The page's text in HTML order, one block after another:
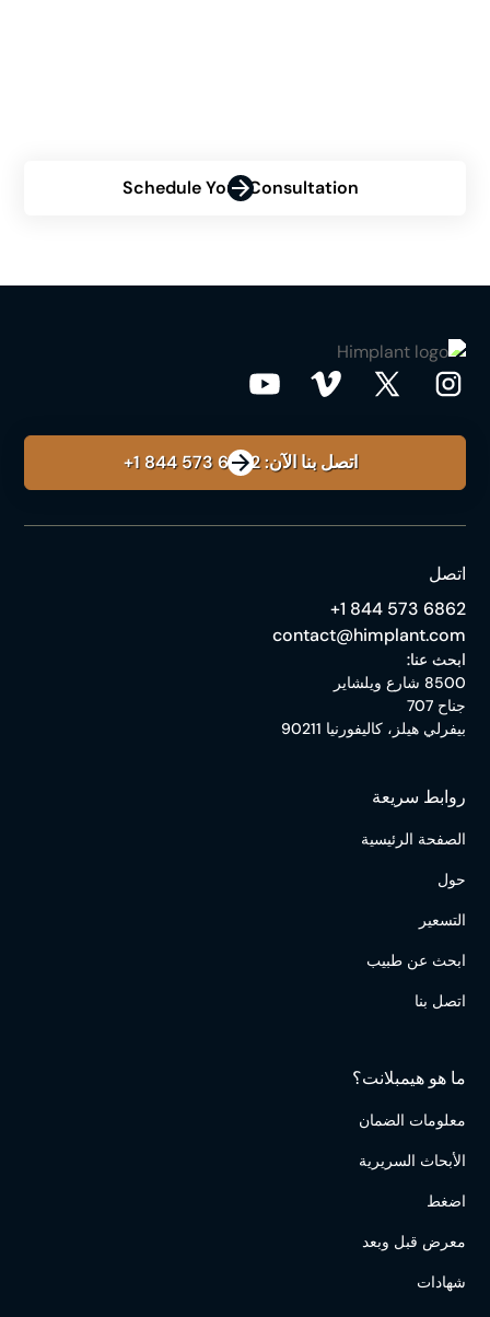
Schedule Your Consultation
اتصل بنا الآن: ‎+1 844 573 6862
اتصل
‎+1 844 573 6862
contact@himplant.com
ابحث عنا:
8500 شارع ويلشاير
جناح 707
بيفرلي هيلز، كاليفورنيا 90211
روابط سريعة
الصفحة الرئيسية
حول
التسعير
ابحث عن طبيب
اتصل بنا
ما هو هيمبلانت؟
معلومات الضمان
الأبحاث السريرية
اضغط
معرض قبل وبعد
شهادات